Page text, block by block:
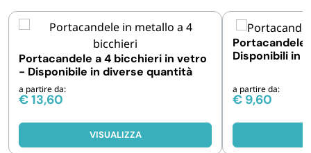
Portacandele a 4 bicchieri in vetro
- Disponibile in diverse quantità
a partire da:
€13,60
VISUALIZZA
Portacandele
Disponibili in
a partire da:
€ 9,60